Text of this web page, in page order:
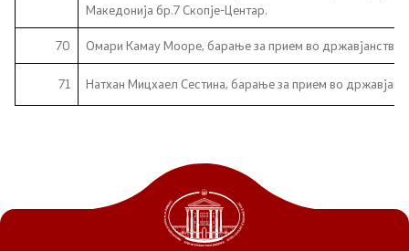
Македонија бр.7 Скопје-Центар.
70 Омари Камау Мооре, барање за прием во државјанство
71 Натхан Мицхаел Сестина, барање за прием во